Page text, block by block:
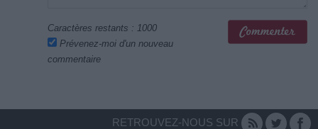
Caractères restants : 1000
Prévenez-moi d'un nouveau
commentaire
RETROUVEZ-NOUS SUR